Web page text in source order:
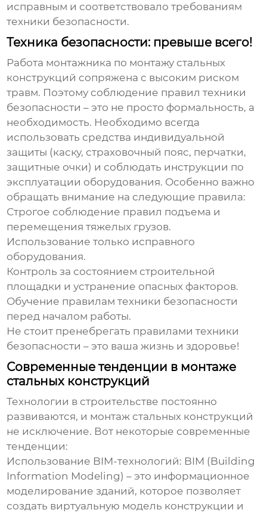
исправным и соответствовало требованиям
техники безопасности.
Техника безопасности: превыше всего!
Работа монтажника по монтажу стальных
конструкций сопряжена с высоким риском
травм. Поэтому соблюдение правил техники
безопасности – это не просто формальность, а
необходимость. Необходимо всегда
использовать средства индивидуальной
защиты (каску, страховочный пояс, перчатки,
защитные очки) и соблюдать инструкции по
эксплуатации оборудования. Особенно важно
обращать внимание на следующие правила:
Строгое соблюдение правил подъема и
перемещения тяжелых грузов.
Использование только исправного
оборудования.
Контроль за состоянием строительной
площадки и устранение опасных факторов.
Обучение правилам техники безопасности
перед началом работы.
Не стоит пренебрегать правилами техники
безопасности – это ваша жизнь и здоровье!
Современные тенденции в монтаже
стальных конструкций
Технологии в строительстве постоянно
развиваются, и монтаж стальных конструкций
не исключение. Вот некоторые современные
тенденции:
Использование BIM-технологий: BIM (Building
Information Modeling) – это информационное
моделирование зданий, которое позволяет
создать виртуальную модель конструкции и